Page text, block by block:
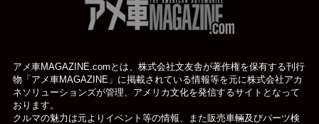
アメ車MAGAZINE.comとは、株式会社文友舎が著作権を保有する刊行
物「アメ車MAGAZINE」に掲載されている情報等を元に株式会社アカ
ネソリューションズが管理、アメリカ文化を発信するサイトとなって
おります。
クルマの魅力は元よりイベント等の情報、また販売車輛及びパーツ検